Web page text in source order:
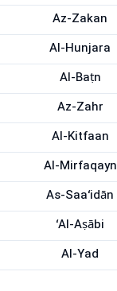
Az-Zakan
Al-Hunjara
Al-Baṭn
Az-Zahr
Al-Kitfaan
Al-Mirfaqayn
As-Saa‘idān
Al-Aṣābi‘
Al-Yad